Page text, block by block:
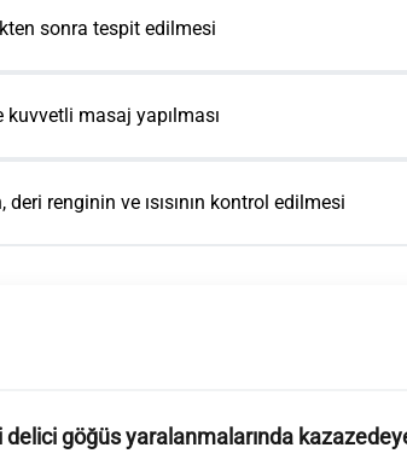
sonra tespit edilmesi
kuvvetli masaj yapılması
deri renginin ve ısısının kontrol edilmesi
göğüs yaralanmalarında